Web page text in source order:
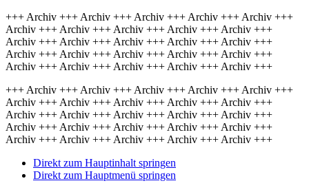
+++ Archiv +++ Archiv +++ Archiv +++ Archiv +++ Archiv +++
Archiv +++ Archiv +++ Archiv +++ Archiv +++ Archiv +++
Archiv +++ Archiv +++ Archiv +++ Archiv +++ Archiv +++
Archiv +++ Archiv +++ Archiv +++ Archiv +++ Archiv +++
Archiv +++ Archiv +++ Archiv +++ Archiv +++ Archiv +++
+++ Archiv +++ Archiv +++ Archiv +++ Archiv +++ Archiv +++
Archiv +++ Archiv +++ Archiv +++ Archiv +++ Archiv +++
Archiv +++ Archiv +++ Archiv +++ Archiv +++ Archiv +++
Archiv +++ Archiv +++ Archiv +++ Archiv +++ Archiv +++
Archiv +++ Archiv +++ Archiv +++ Archiv +++ Archiv +++
Direkt zum Hauptinhalt springen
Direkt zum Hauptmenü springen